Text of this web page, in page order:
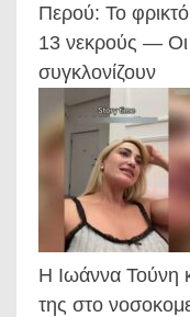
Περού: Το
13 νεκρούς — Οι
συγκλονίζουν
Η Ιωάννα Τούνη
της στο